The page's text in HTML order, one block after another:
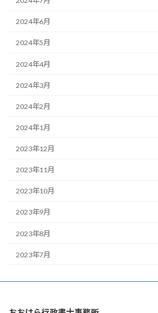
2024年6月
2024年5月
2024年4月
2024年3月
2024年2月
2024年1月
2023年12月
2023年11月
2023年10月
2023年9月
2023年8月
2023年7月